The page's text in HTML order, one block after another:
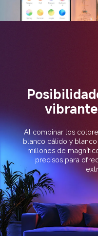
Al combinar los
blanco cálido y
millones de
precisos para